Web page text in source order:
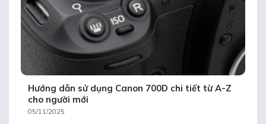
Hướng dẫn sử dụng Canon 700D chi tiết từ A-Z
cho người mới
05/11/2025